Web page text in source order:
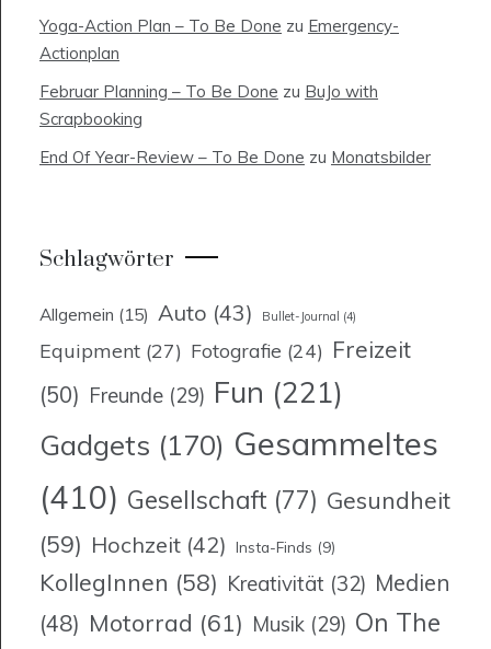
Yoga-Action Plan – To Be Done zu Emergency-
Actionplan
Februar Planning – To Be Done zu BuJo with
Scrapbooking
End Of Year-Review – To Be Done zu Monatsbilder
Schlagwörter
Allgemein (15) Auto (43) Bullet-Journal (4)
Equipment (27) Fotografie (24) Freizeit
(50) Freunde (29) Fun (221)
Gadgets (170) Gesammeltes
(410) Gesellschaft (77) Gesundheit
(59) Hochzeit (42) Insta-Finds (9)
KollegInnen (58) Kreativität (32) Medien
(48) Motorrad (61) Musik (29) On The